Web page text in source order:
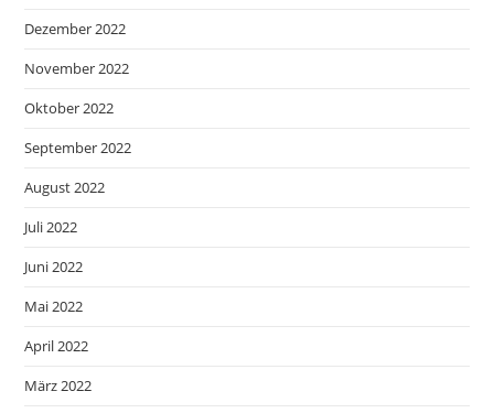
Dezember 2022
November 2022
Oktober 2022
September 2022
August 2022
Juli 2022
Juni 2022
Mai 2022
April 2022
März 2022